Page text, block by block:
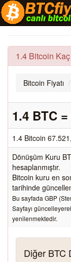
1.4 Bitcoin
Bitcoin Fiyatı
1.4 BTC
1.4 Bitcoin
Dönüşüm Kuru
hesaplanmıştır.
Bitcoin kuru en
tarihinde
Bu sayfada GBP
Sayfayı
yenilenmektedir.
Diğer BTC